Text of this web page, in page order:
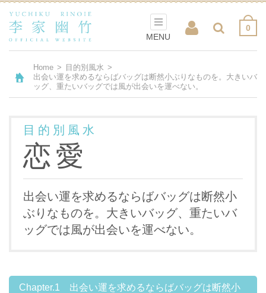
0
MENU
Home > 目的別風水 >
出会い運を求めるならばバッグは断然小ぶりなものを。大きいバ
ッグ、重たいバッグでは風が出会いを運べない。
目的別風水
恋愛
出会い運を求めるならばバッグは断然小
ぶりなものを。大きいバッグ、重たいバ
ッグでは風が出会いを運べない。
Chapter.1 出会い運を求めるならばバッグは断然小